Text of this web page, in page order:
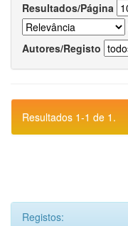
Resultados/Página
Autores/Registo
Resultados 1-1 de 1.
Registos: